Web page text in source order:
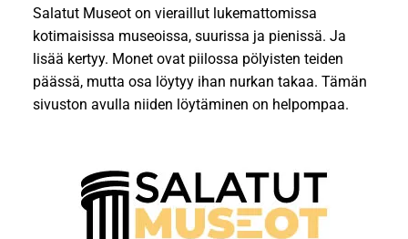
Salatut Museot on vieraillut lukemattomissa
kotimaisissa museoissa, suurissa ja pienissä. Ja
lisää kertyy. Monet ovat piilossa pölyisten teiden
päässä, mutta osa löytyy ihan nurkan takaa. Tämän
sivuston avulla niiden löytäminen on helpompaa.